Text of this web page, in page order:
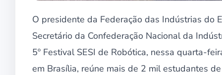
O presidente da Federação das Indústrias do
Secretário da Confederação Nacional da
5º Festival SESI de Robótica, nessa quarta-
em Brasília, reúne mais de 2 mil estudantes